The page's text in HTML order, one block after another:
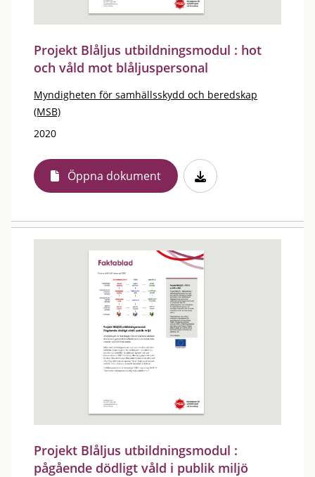
Projekt Blåljus utbildningsmodul : hot
och våld mot blåljuspersonal
Myndigheten för samhällsskydd och beredskap
(MSB)
2020
Öppna dokument
Projekt Blåljus utbildningsmodul :
pågående dödligt våld i publik miljö